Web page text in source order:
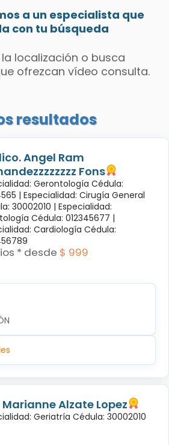
a un especialista que
con tu búsqueda
localización o busca
ofrezcan vídeo consulta.
resultados
Angel Ram
Fons
Gerontología Cédula:
| Especialidad: Cirugía General
30002010 | Especialidad:
Cédula: 012345677 |
Cardiología Cédula:
* desde $ 999
Marianne Alzate Lopez
Geriatría Cédula: 30002010